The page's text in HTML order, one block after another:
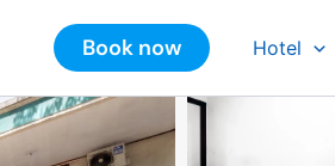
Book now Hotel